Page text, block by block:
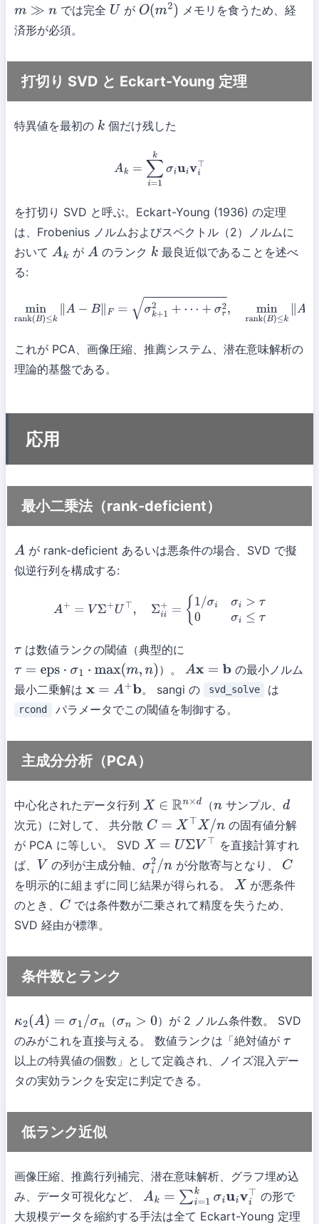
m≫n では完全 U が O(m2)
メモリを食うため、経
済形が必須。
打切り SVD と Eckart-Young 定理
特異値を最初の k 個だけ残した
∑i=1k ⊤
を打切り SVD と呼ぶ。Eckart-Young (1936) の定理
は、Frobenius ノルムおよびスペクトル（2）ノルムに
おいて Ak が Aのランク k最良近似であることを述べ
る:
minrank(B )≤k∥A ∥ = σ k + 2+⋯
rank
これが PCA、画像圧縮、推薦システム、潜在意味解析の
理論的基盤である。
応用
最小二乗法（rank-deficient）
Aが rank-deficient あるいは悪条件の場合、SVD で擬
似逆行列を構成する:
A+=VΣ+U i+={ σ i>τ0σ τ
τ は数値ランクの閾値（典型的に
τ=eps⋅σ1 ⋅ max( m,n) ）。 Ax= b
の最小ノルム
最小二乗解は x= A+b 。 sangi の svd_solve は
rcond パラメータでこの閾値を制御する。
主成分分析（PCA）
中心化されたデータ行列 X∈ Rn×d （n サンプル、d
次元）に対して、 共分散 C=X⊤X n
の固有値分解
が PCA に等しい。 SVD X= UΣ V⊤
を直接計算すれ
ば、
V の列が主成分軸、σi2/nが分散寄与となり、 C
を明示的に組まずに同じ結果が得られる。 X が悪条件
のとき、 C では条件数が二乗されて精度を失うため、
SVD 経由が標準。
条件数とランク
κ2(A)= σ1 σn （σn>0
）が 2 ノルム条件数。 SVD
のみがこれを直接与える。 数値ランクは「絶対値が τ
以上の特異値の個数」として定義され、ノイズ混入デー
タの実効ランクを安定に判定できる。
低ランク近似
画像圧縮、推薦行列補完、潜在意味解析、グラフ埋め込
み、データ可視化など、 Ak=∑i =1kσiu vi⊤
の形で
大規模データを縮約する手法は全て Eckart-Young 定理